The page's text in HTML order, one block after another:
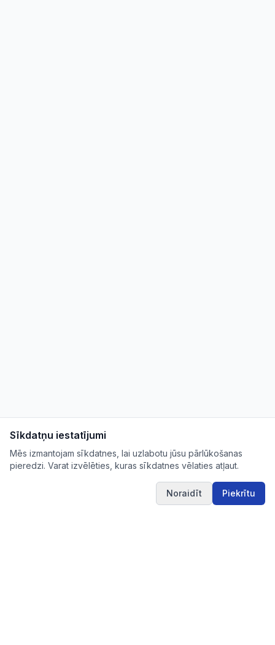
Sīkdatņu iestatījumi
Mēs izmantojam sīkdatnes, lai uzlabotu jūsu pārlūkošanas
pieredzi. Varat izvēlēties, kuras sīkdatnes vēlaties atļaut.
Noraidīt Piekrītu